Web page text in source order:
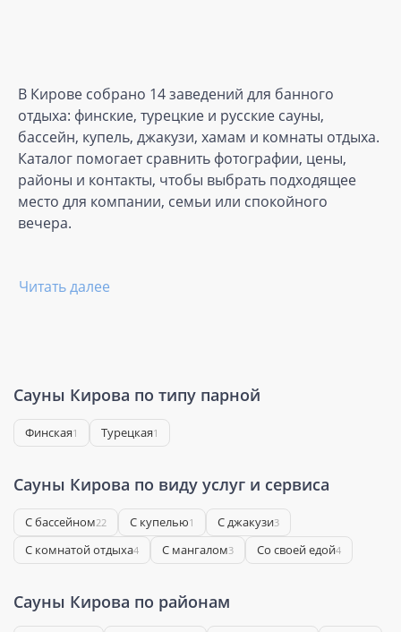
В Кирове собрано 14 заведений для банного
отдыха: финские, турецкие и русские сауны,
бассейн, купель, джакузи, хамам и комнаты отдыха.
Каталог помогает сравнить фотографии, цены,
районы и контакты, чтобы выбрать подходящее
место для компании, семьи или спокойного
вечера.
Читать далее
Сауны Кирова по типу парной
Финская1 Турецкая1
Сауны Кирова по виду услуг и сервиса
С бассейном22 С купелью1 С джакузи3
С комнатой отдыха4 С мангалом3 Со своей едой4
Сауны Кирова по районам